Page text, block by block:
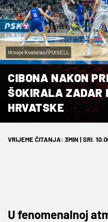
Hrvoje Kostelac/PIXSELL
CIBONA NAKON
ŠOKIRALA ZADAR
HRVATSKE
VRIJEME ČITANJA: 3MIN | SRI.
U fenomenalnoj